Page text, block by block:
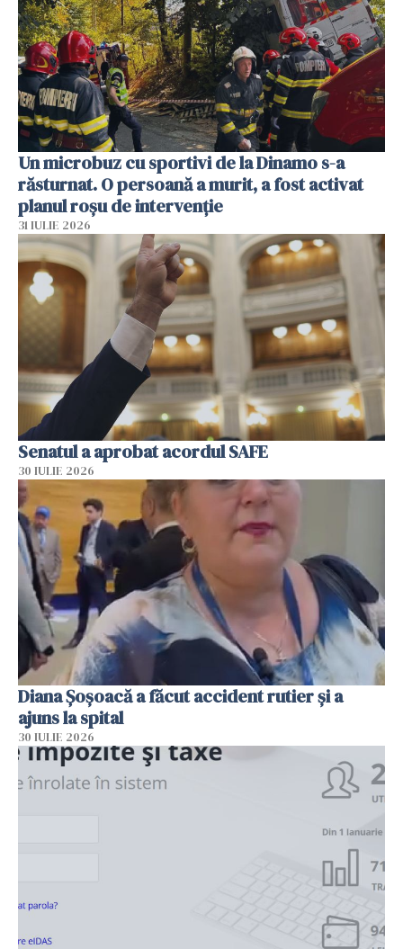
Un microbuz cu sportivi de la Dinamo s-a
răsturnat. O persoană a murit, a fost activat
planul roșu de intervenție
31 IULIE 2026
Senatul a aprobat acordul SAFE
30 IULIE 2026
Diana Șoșoacă a făcut accident rutier și a
ajuns la spital
30 IULIE 2026